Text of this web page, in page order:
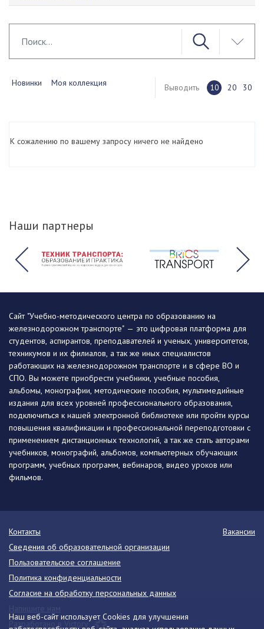
Новинки Моя коллекция Выводить 10 20 30
К сожалению по вашему запросу ничего не найдено
Наши партнеры
Наш веб-сайт использует Cookies для улучшения
Сайт "Учебно-методического центра по образованию на
железнодорожном транспорте" — это цифровая платформа для
студентов, аспирантов, преподавателей и ученых, университетов,
техникумов и их филиалов, а так же иных специалистов
работающих на железнодорожном транспорте и в сфере ВО и
СПО. Вы можете приобрести учебники, учебные пособия,
альбомы, монографии, методические пособия, мультимедийные
издания для всех уровней профессионального образования,
подключиться к нашей электронной библиотеке или пройти курсы
повышения квалификации и профессиональной переподготовки с
применением дистанционных технологий, а так же стать авторами
учебников, монографий, альбомов, компьютерных обучающих
программ, учебных программ, вебинаров, видео уроков или
фильмов.
Контакты
Вакансии
Сведения об образовательной организации
Пользовательское соглашение
Политика конфиденциальности
Согласие на обработку персональных данных
Разработано в Victory